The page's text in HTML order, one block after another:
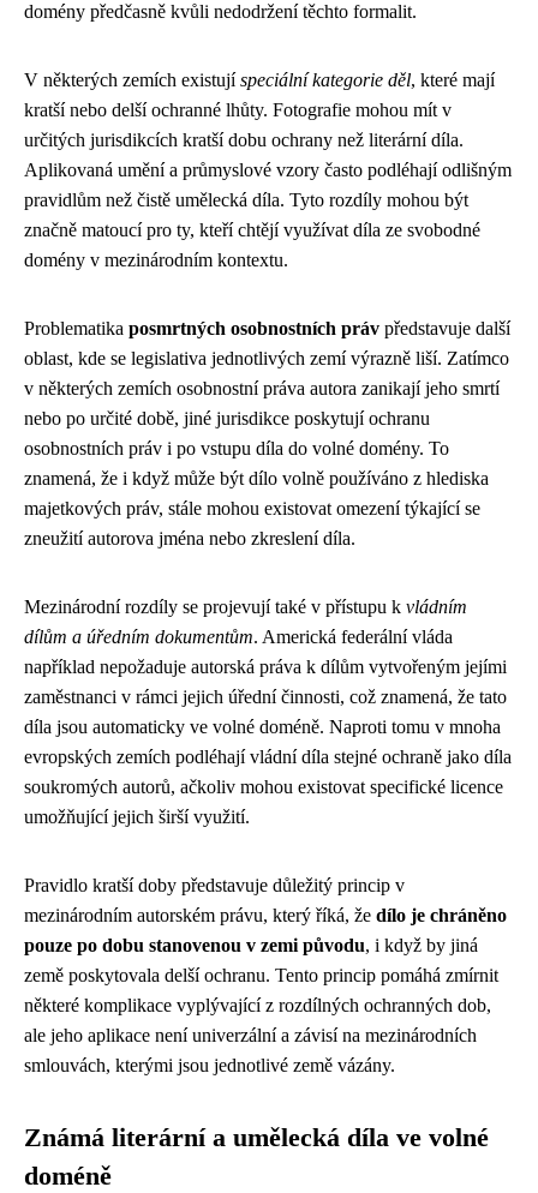
domény předčasně kvůli nedodržení těchto formalit.
V některých zemích existujíspeciální kategorie děl, které mají
kratší nebo delší ochranné lhůty. Fotografie mohou mít v
určitých jurisdikcích kratší dobu ochrany než literární díla.
Aplikovaná umění a průmyslové vzory často podléhají odlišným
pravidlům než čistě umělecká díla. Tyto rozdíly mohou být
značně matoucí pro ty, kteří chtějí využívat díla ze svobodné
domény v mezinárodním kontextu.
Problematika posmrtných osobnostních práv představuje další
oblast, kde se legislativa jednotlivých zemí výrazně liší. Zatímco
v některých zemích osobnostní práva autora zanikají jeho smrtí
nebo po určité době, jiné jurisdikce poskytují ochranu
osobnostních práv i po vstupu díla do volné domény. To
znamená, že i když může být dílo volně používáno z hlediska
majetkových práv, stále mohou existovat omezení týkající se
zneužití autorova jména nebo zkreslení díla.
Mezinárodní rozdíly se projevují také v přístupu k vládním
dílům a úředním dokumentům. Americká federální vláda
například nepožaduje autorská práva k dílům vytvořeným jejími
zaměstnanci v rámci jejich úřední činnosti, což znamená, že tato
díla jsou automaticky ve volné doméně. Naproti tomu v mnoha
evropských zemích podléhají vládní díla stejné ochraně jako díla
soukromých autorů, ačkoliv mohou existovat specifické licence
umožňující jejich širší využití.
Pravidlo kratší doby představuje důležitý princip v
mezinárodním autorském právu, který říká, že dílo je chráněno
pouze po dobu stanovenou v zemi původu, i když by jiná
země poskytovala delší ochranu. Tento princip pomáhá zmírnit
některé komplikace vyplývající z rozdílných ochranných dob,
ale jeho aplikace není univerzální a závisí na mezinárodních
smlouvách, kterými jsou jednotlivé země vázány.
Známá literární a umělecká díla ve volné
doméně